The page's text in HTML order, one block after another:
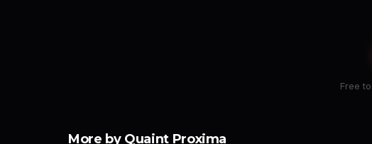
Free
More by Quaint Proxima